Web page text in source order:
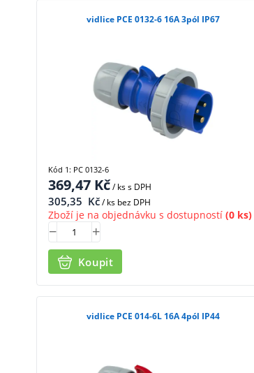
vidlice PCE 0132-6 16A 3pól IP67
369,47 Kč/ kss DPH
305,35 Kč/ ks bez DPH
Zboží je na objednávku s dostupností (0 ks)
Koupit
Kód 1: PC 0132-6
vidlice PCE 014-6L 16A 4pól IP44